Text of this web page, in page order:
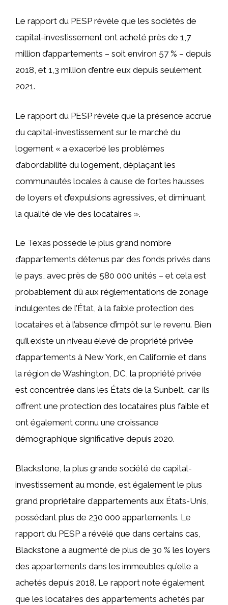
Le rapport du PESP révèle que les sociétés de
capital-investissement ont acheté près de 1,7
million d’appartements – soit environ 57 % – depuis
2018, et 1,3 million d’entre eux depuis seulement
2021.
Le rapport du PESP révèle que la présence accrue
du capital-investissement sur le marché du
logement « a exacerbé les problèmes
d’abordabilité du logement, déplaçant les
communautés locales à cause de fortes hausses
de loyers et d’expulsions agressives, et diminuant
la qualité de vie des locataires ».
Le Texas possède le plus grand nombre
d’appartements détenus par des fonds privés dans
le pays, avec près de 580 000 unités – et cela est
probablement dû aux réglementations de zonage
indulgentes de l’État, à la faible protection des
locataires et à l’absence d’impôt sur le revenu. Bien
qu’il existe un niveau élevé de propriété privée
d’appartements à New York, en Californie et dans
la région de Washington, DC, la propriété privée
est concentrée dans les États de la Sunbelt, car ils
offrent une protection des locataires plus faible et
ont également connu une croissance
démographique significative depuis 2020.
Blackstone, la plus grande société de capital-
investissement au monde, est également le plus
grand propriétaire d’appartements aux États-Unis,
possédant plus de 230 000 appartements. Le
rapport du PESP a révélé que dans certains cas,
Blackstone a augmenté de plus de 30 % les loyers
des appartements dans les immeubles qu’elle a
achetés depuis 2018. Le rapport note également
que les locataires des appartements achetés par